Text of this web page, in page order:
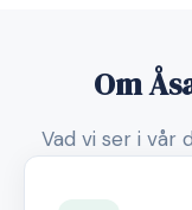
Om
Vad vi ser i vår